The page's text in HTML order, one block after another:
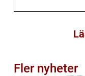
Fler nyheter